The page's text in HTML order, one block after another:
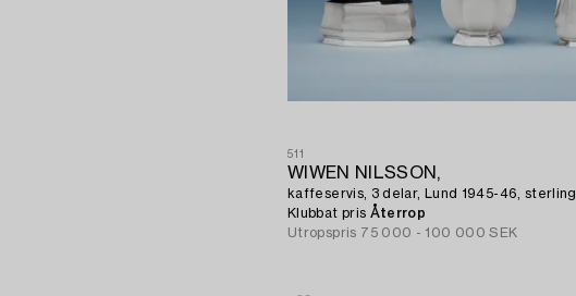
511
WIWEN NILSSON,
kaffeservis, 3 delar, Lund 1945-46, sterling.
Klubbat pris Återrop
Utropspris 75 000 - 100 000 SEK